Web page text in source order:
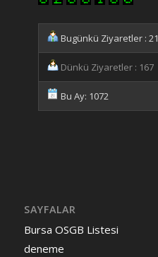
Bugünkü Ziyaretler : 21
Dünkü Ziyaretler : 167
Bu Ay: 1072
SAYFALAR
Bursa OSGB Listesi
deneme